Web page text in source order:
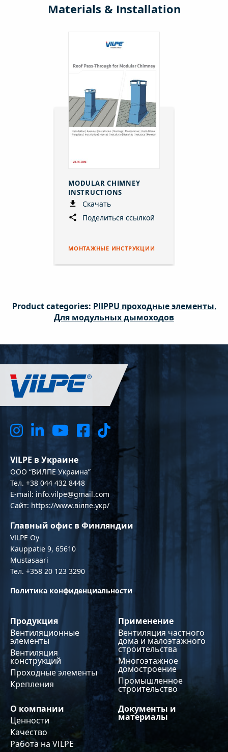
Materials & Installation
MODULAR CHIMNEY
INSTRUCTIONS
Скачать
Поделиться ссылкой
МОНТАЖНЫЕ ИНСТРУКЦИИ
Product categories: PIIPPU проходные элементы,
Для модульных дымоходов
VILPE в Украине
OOO “ВИЛПЕ Украина”
Тел. +38 044 432 8448
E-mail: info.vilpe@gmail.com
Сайт: https://www.вілпе.укр/
Главный офис в Финляндии
VILPE Oy
Kauppatie 9, 65610
Mustasaari
Тел. +358 20 123 3290
Политика конфиденциальности
Продукция
Вентиляционные
элементы
Вентиляция
конструкций
Проходные элементы
Крепления
Применение
Вентиляция частного
дома и малоэтажного
строительства
Многоэтажное
домостроение
Промышленное
строительство
О компании
Ценности
Качество
Работа на VILPE
Документы и
материалы